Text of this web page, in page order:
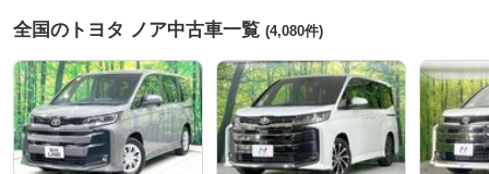
全国のトヨタ ノア中古車一覧 (4,080件)